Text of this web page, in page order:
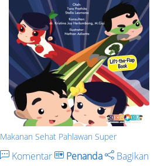
Makanan Sehat Pahlawan Super
Komentar Penanda Bagikan